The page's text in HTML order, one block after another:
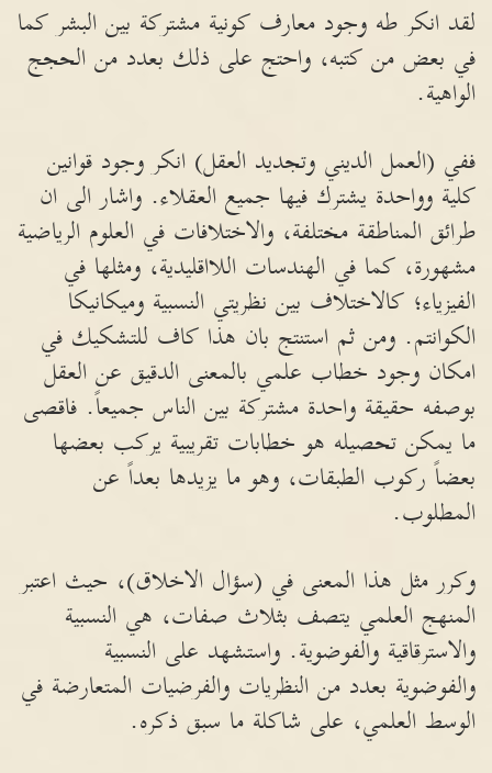
لقد انكر طه وجود معارف كونية مشتركة بين البشر كما
في بعض من كتبه، واحتج على ذلك بعدد من الحجج
الواهية.
ففي (العمل الديني وتجديد العقل) انكر وجود قوانين
كلية وواحدة يشترك فيها جميع العقلاء. واشار الى ان
طرائق المناطقة مختلفة، والاختلافات في العلوم الرياضية
مشهورة، كما في الهندسات اللااقليدية، ومثلها في
الفيزياء؛ كالاختلاف بين نظريتي النسبية وميكانيكا
الكوانتم. ومن ثم استنتج بان هذا كاف للتشكيك في
امكان وجود خطاب علمي بالمعنى الدقيق عن العقل
بوصفه حقيقة واحدة مشتركة بين الناس جميعاً. فاقصى
ما يمكن تحصيله هو خطابات تقريبية يركب بعضها
بعضاً ركوب الطبقات، وهو ما يزيدها بعداً عن
المطلوب.
وكرر مثل هذا المعنى في (سؤال الاخلاق)، حيث اعتبر
المنهج العلمي يتصف بثلاث صفات، هي النسبية
والاسترقاقية والفوضوية. واستشهد على النسبية
والفوضوية بعدد من النظريات والفرضيات المتعارضة في
الوسط العلمي، على شاكلة ما سبق ذكره.